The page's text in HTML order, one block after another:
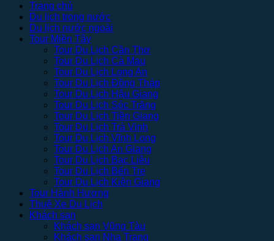
Trang chủ
Du lịch trong nước
Du lịch nước ngoài
Tour Miền Tây
Tour Du Lịch Cần Thơ
Tour Du Lịch Cà Mau
Tour Du Lịch Long An
Tour Du Lịch Đồng Tháp
Tour Du Lịch Hậu Giang
Tour Du Lịch Sóc Trăng
Tour Du Lịch Tiền Giang
Tour Du Lịch Trà Vinh
Tour Du Lịch Vĩnh Long
Tour Du Lịch An Giang
Tour Du Lịch Bạc Liêu
Tour Du Lịch Bến Tre
Tour Du Lịch Kiên Giang
Tour Hành Hương
Thuê Xe Du Lịch
Khách sạn
Khách sạn Vũng Tàu
Khách sạn Nha Trang